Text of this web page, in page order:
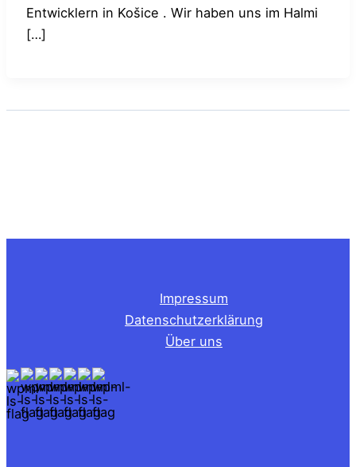
Entwicklern in Košice . Wir haben uns im Halmi
[…]
Impressum
Datenschutzerklärung
Über uns